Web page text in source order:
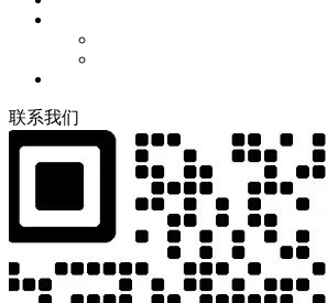
联系我们